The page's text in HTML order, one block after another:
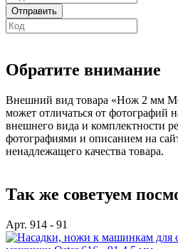
Обратите внимание
Внешний вид товара «Нож 2 мм
может отличаться от фотографий
внешнего вида и комплектности
фотографиями и описанием на
ненадлежащего качества товара.
Так же советуем
Арт. 914 - 91